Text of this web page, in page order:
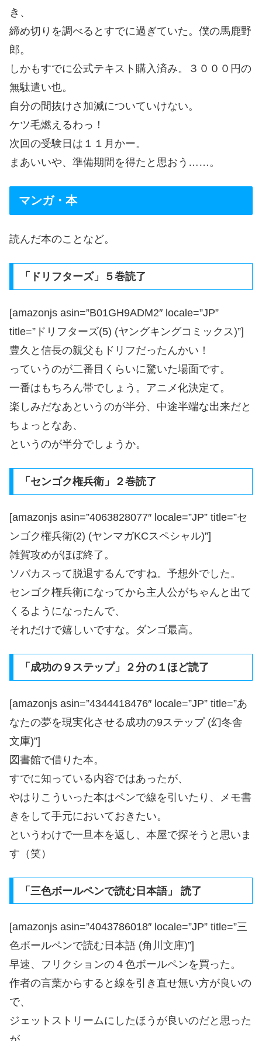
き、
締め切りを調べるとすでに過ぎていた。僕の馬鹿野
郎。
しかもすでに公式テキスト購入済み。３０００円の
無駄遣い也。
自分の間抜けさ加減についていけない。
ケツ毛燃えるわっ！
次回の受験日は１１月かー。
まあいいや、準備期間を得たと思おう……。
マンガ・本
読んだ本のことなど。
「ドリフターズ」５巻読了
[amazonjs asin=”B01GH9ADM2″ locale=”JP”
title=”ドリフターズ(5) (ヤングキングコミックス)”]
豊久と信長の親父もドリフだったんかい！
っていうのが二番目くらいに驚いた場面です。
一番はもちろん帯でしょう。アニメ化決定て。
楽しみだなあというのが半分、中途半端な出来だと
ちょっとなあ、
というのが半分でしょうか。
「センゴク権兵衛」２巻読了
[amazonjs asin=”4063828077″ locale=”JP” title=”セ
ンゴク権兵衛(2) (ヤンマガKCスペシャル)”]
雑賀攻めがほぼ終了。
ソバカスって脱退するんですね。予想外でした。
センゴク権兵衛になってから主人公がちゃんと出て
くるようになったんで、
それだけで嬉しいですな。ダンゴ最高。
「成功の９ステップ」２分の１ほど読了
[amazonjs asin=”4344418476″ locale=”JP” title=”あ
なたの夢を現実化させる成功の9ステップ (幻冬舎
文庫)”]
図書館で借りた本。
すでに知っている内容ではあったが、
やはりこういった本はペンで線を引いたり、メモ書
きをして手元においておきたい。
というわけで一旦本を返し、本屋で探そうと思いま
す（笑）
「三色ボールペンで読む日本語」 読了
[amazonjs asin=”4043786018″ locale=”JP” title=”三
色ボールペンで読む日本語 (角川文庫)”]
早速、フリクションの４色ボールペンを買った。
作者の言葉からすると線を引き直せ無い方が良いの
で、
ジェットストリームにしたほうが良いのだと思った